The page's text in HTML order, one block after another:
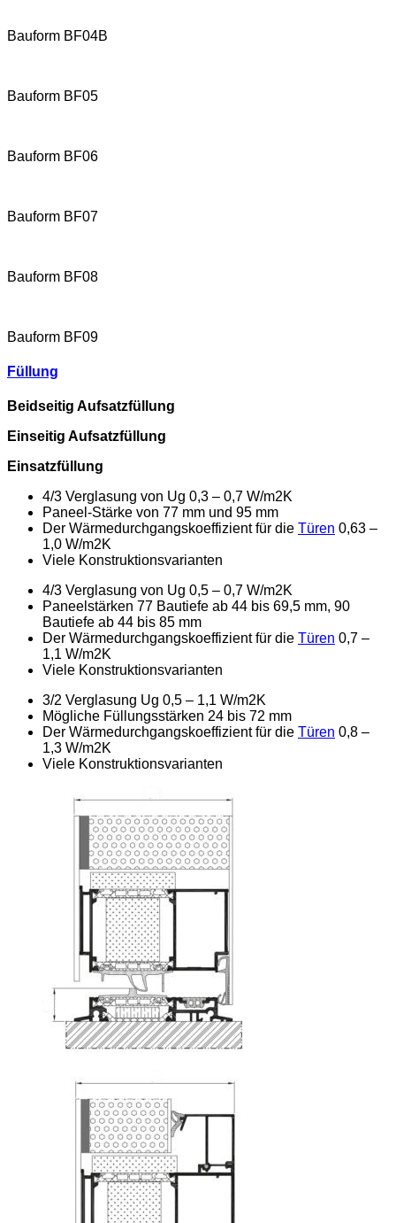
Bauform BF04B
Bauform BF05
Bauform BF06
Bauform BF07
Bauform BF08
Bauform BF09
Füllung
Beidseitig Aufsatzfüllung
Einseitig Aufsatzfüllung
Einsatzfüllung
4/3 Verglasung von Ug 0,3 – 0,7 W/m2K
Paneel-Stärke von 77 mm und 95 mm
Der Wärmedurchgangskoeffizient für die Türen 0,63 –
1,0 W/m2K
Viele Konstruktionsvarianten
4/3 Verglasung von Ug 0,5 – 0,7 W/m2K
Paneelstärken 77 Bautiefe ab 44 bis 69,5 mm, 90
Bautiefe ab 44 bis 85 mm
Der Wärmedurchgangskoeffizient für die Türen 0,7 –
1,1 W/m2K
Viele Konstruktionsvarianten
3/2 Verglasung Ug 0,5 – 1,1 W/m2K
Mögliche Füllungsstärken 24 bis 72 mm
Der Wärmedurchgangskoeffizient für die Türen 0,8 –
1,3 W/m2K
Viele Konstruktionsvarianten